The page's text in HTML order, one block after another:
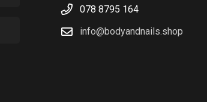
078 8795 164
info@bodyandnails.shop